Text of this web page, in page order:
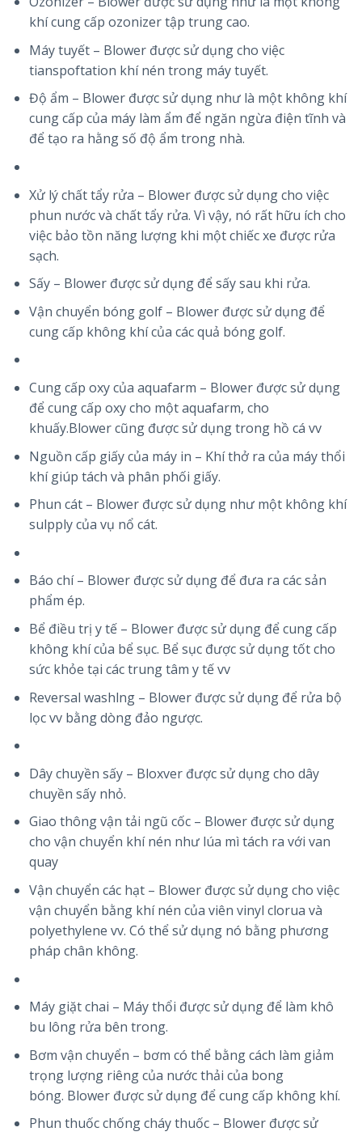
khí cung cấp ozonizer tập trung cao.
Máy tuyết – Blower được sử dụng cho việc
tianspoftation khí nén trong máy tuyết.
Độ ẩm – Blower được sử dụng như là một không khí
cung cấp của máy làm ẩm để ngăn ngừa điện tĩnh và
để tạo ra hằng số độ ẩm trong nhà.
Xử lý chất tẩy rửa – Blower được sử dụng cho việc
phun nước và chất tẩy rửa. Vì vậy, nó rất hữu ích cho
việc bảo tồn năng lượng khi một chiếc xe được rửa
sạch.
Sấy – Blower được sử dụng để sấy sau khi rửa.
Vận chuyển bóng golf – Blower được sử dụng để
cung cấp không khí của các quả bóng golf.
Cung cấp oxy của aquafarm – Blower được sử dụng
để cung cấp oxy cho một aquafarm, cho
khuấy.Blower cũng được sử dụng trong hồ cá vv
Nguồn cấp giấy của máy in – Khí thở ra của máy thổi
khí giúp tách và phân phối giấy.
Phun cát – Blower được sử dụng như một không khí
sulpply của vụ nổ cát.
Báo chí – Blower được sử dụng để đưa ra các sản
phẩm ép.
Bể điều trị y tế – Blower được sử dụng để cung cấp
không khí của bể sục. Bể sục được sử dụng tốt cho
sức khỏe tại các trung tâm y tế vv
Reversal washlng – Blower được sử dụng để rửa bộ
lọc vv bằng dòng đảo ngược.
Dây chuyền sấy – Bloxver được sử dụng cho dây
chuyền sấy nhỏ.
Giao thông vận tải ngũ cốc – Blower được sử dụng
cho vận chuyển khí nén như lúa mì tách ra với van
quay
Vận chuyển các hạt – Blower được sử dụng cho việc
vận chuyển bằng khí nén của viên vinyl clorua và
polyethylene vv. Có thể sử dụng nó bằng phương
pháp chân không.
Máy giặt chai – Máy thổi được sử dụng để làm khô
bu lông rửa bên trong.
Bơm vận chuyển – bơm có thể bằng cách làm giảm
trọng lượng riêng của nước thải của bong
bóng. Blower được sử dụng để cung cấp không khí.
Phun thuốc chống cháy thuốc – Blower được sử